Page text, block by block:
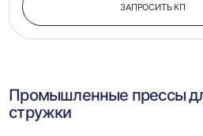
ЗАПРОСИТЬ КП
Промышленные прессы
стружки